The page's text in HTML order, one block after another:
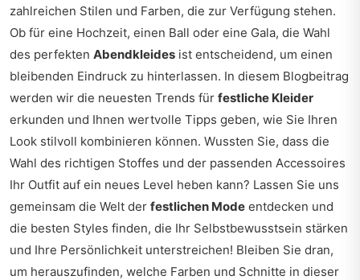
zahlreichen Stilen und Farben, die zur Verfügung stehen.
Ob für eine Hochzeit, einen Ball oder eine Gala, die Wahl
des perfekten Abendkleides ist entscheidend, um einen
bleibenden Eindruck zu hinterlassen. In diesem Blogbeitrag
werden wir die neuesten Trends für festliche Kleider
erkunden und Ihnen wertvolle Tipps geben, wie Sie Ihren
Look stilvoll kombinieren können. Wussten Sie, dass die
Wahl des richtigen Stoffes und der passenden Accessoires
Ihr Outfit auf ein neues Level heben kann? Lassen Sie uns
gemeinsam die Welt der festlichen Mode entdecken und
die besten Styles finden, die Ihr Selbstbewusstsein stärken
und Ihre Persönlichkeit unterstreichen! Bleiben Sie dran,
um herauszufinden, welche Farben und Schnitte in dieser